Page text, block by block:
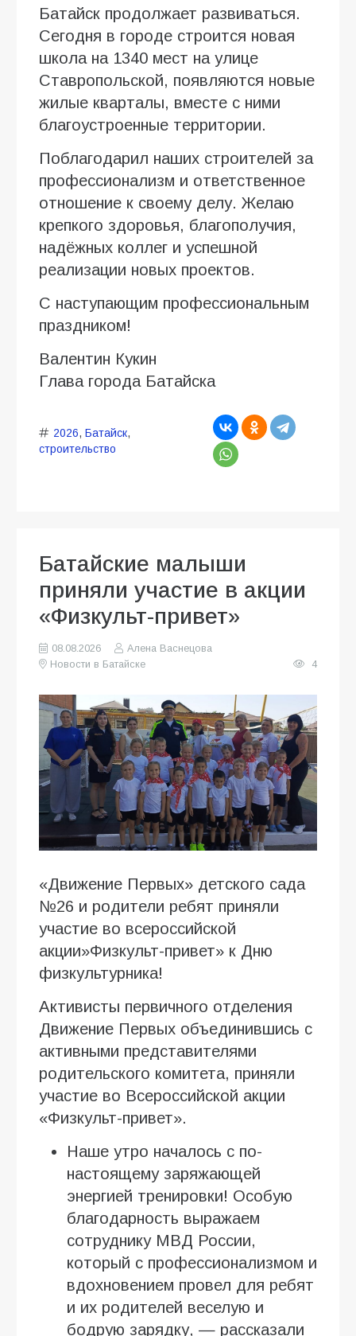
Батайск продолжает развиваться.
Сегодня в городе строится новая
школа на 1340 мест на улице
Ставропольской, появляются новые
жилые кварталы, вместе с ними
благоустроенные территории.
Поблагодарил наших строителей за
профессионализм и ответственное
отношение к своему делу. Желаю
крепкого здоровья, благополучия,
надёжных коллег и успешной
реализации новых проектов.
С наступающим профессиональным
праздником!
Валентин Кукин
Глава города Батайска
2026, Батайск,
строительство
Батайские малыши
приняли участие в акции
«Физкульт-привет»
08.08.2026
Алена Васнецова
Новости в Батайске
4
«Движение Первых» детского сада
№26 и родители ребят приняли
участие во всероссийской
акции»Физкульт-привет» к Дню
физкультурника!
Активисты первичного отделения
Движение Первых объединившись с
активными представителями
родительского комитета, приняли
участие во Всероссийской акции
«Физкульт-привет».
Наше утро началось с по-
настоящему заряжающей
энергией тренировки! Особую
благодарность выражаем
сотруднику МВД России,
который с профессионализмом и
вдохновением провел для ребят
и их родителей веселую и
бодрую зарядку, — рассказали